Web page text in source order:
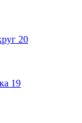
20
19